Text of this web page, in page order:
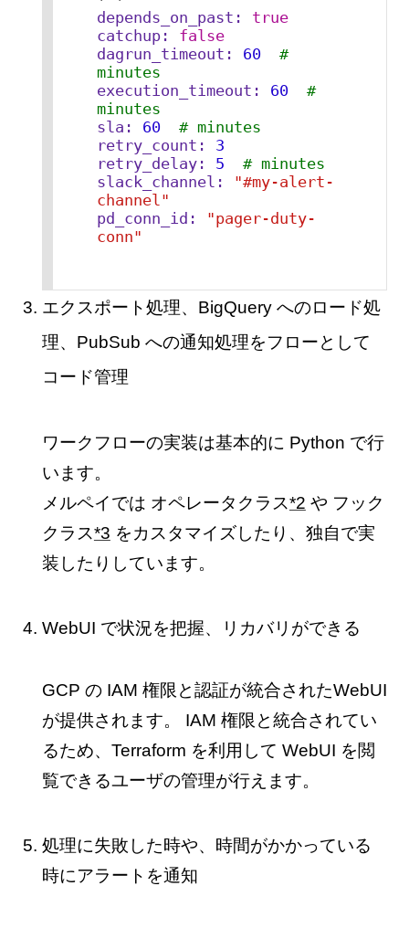
depends_on_past:
true
catchup:
false
dagrun_timeout:
60
#
minutes
execution_timeout:
60
#
minutes
sla:
60
# minutes
retry_count:
3
retry_delay:
5
# minutes
slack_channel:
"#my-alert-
channel"
pd_conn_id:
"pager-duty-
conn"
エクスポート処理、BigQuery へのロード処
理、PubSub への通知処理をフローとして
コード管理
ワークフローの実装は基本的に Python で行
います。
メルペイでは オペレータクラス*2 や フック
クラス*3 をカスタマイズしたり、独自で実
装したりしています。
WebUI で状況を把握、リカバリができる
GCP の IAM 権限と認証が統合されたWebUI
が提供されます。 IAM 権限と統合されてい
るため、Terraform を利用して WebUI を閲
覧できるユーザの管理が行えます。
処理に失敗した時や、時間がかかっている
時にアラートを通知